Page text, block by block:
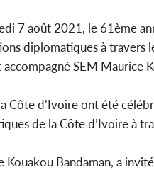
7 août 2021, le 61ème
diplomatiques à travers
SEM Maurice
Côte d’Ivoire ont été
de la Côte d’Ivoire à
Kouakou Bandaman, a